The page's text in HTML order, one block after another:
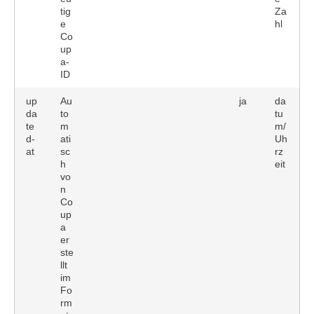
tig
e
Co
up
a-
ID
Za
hl
up
da
te
d-
at
Au
to
m
ati
sc
h
vo
n
Co
up
a
er
ste
llt
im
Fo
rm
ja
da
tu
m/
Uh
rz
eit